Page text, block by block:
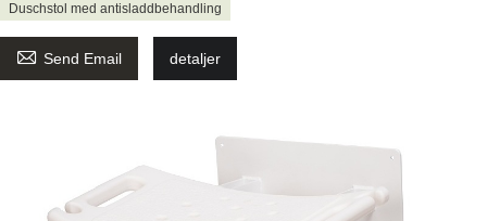
Duschstol med antisladdbehandling
 Send Email detaljer